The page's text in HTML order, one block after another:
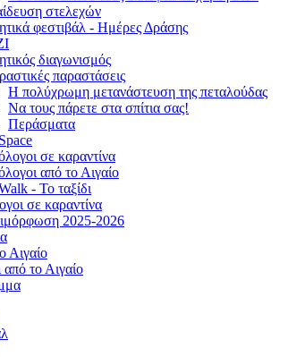
στελεχών
φεστιβάλ - Ημέρες Δράσης
διαγωνισμός
παραστάσεις
Η πολύχρωμη μετανάστευση της πεταλούδας
Να τους πάρετε στα σπίτια σας!
Περάσματα
σε καραντίνα
από το Αιγαίο
- Το ταξίδι
σε καραντίνα
2025-2026
Αιγαίο
το Αιγαίο